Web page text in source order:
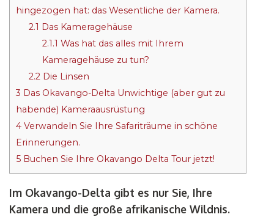
hingezogen hat: das Wesentliche der Kamera.
2.1 Das Kameragehäuse
2.1.1 Was hat das alles mit Ihrem
Kameragehäuse zu tun?
2.2 Die Linsen
3 Das Okavango-Delta Unwichtige (aber gut zu
habende) Kameraausrüstung
4 Verwandeln Sie Ihre Safariträume in schöne
Erinnerungen.
5 Buchen Sie Ihre Okavango Delta Tour jetzt!
Im Okavango-Delta gibt es nur Sie, Ihre
Kamera und die große afrikanische Wildnis.